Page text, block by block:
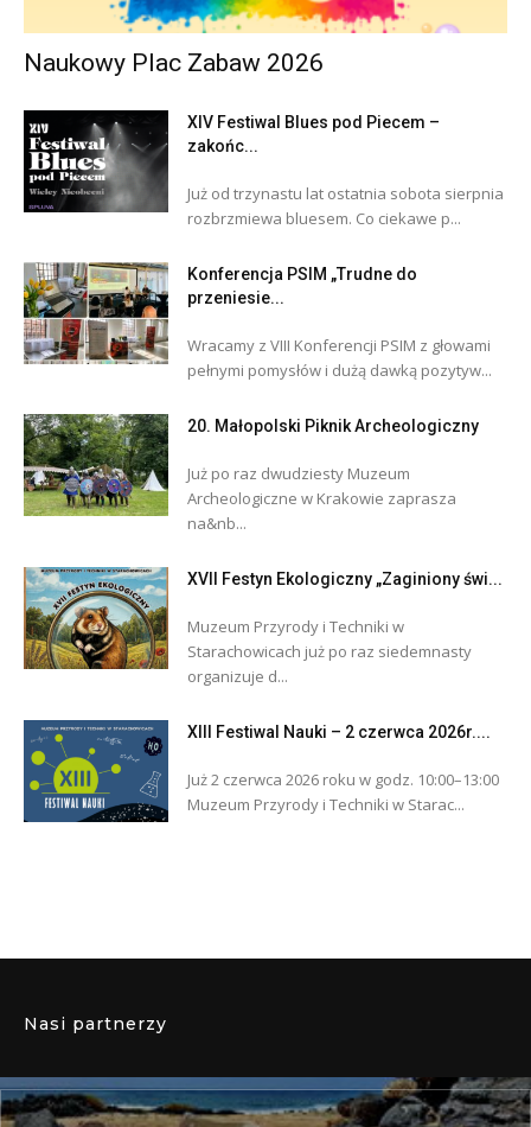
Naukowy Plac Zabaw 2026
XIV Festiwal Blues pod Piecem –
zakońc...
Już od trzynastu lat ostatnia sobota sierpnia
rozbrzmiewa bluesem. Co ciekawe p...
Konferencja PSIM „Trudne do
przeniesie...
Wracamy z VIII Konferencji PSIM z głowami
pełnymi pomysłów i dużą dawką pozytyw...
20. Małopolski Piknik Archeologiczny
Już po raz dwudziesty Muzeum
Archeologiczne w Krakowie zaprasza
na&nb...
XVII Festyn Ekologiczny „Zaginiony świ...
Muzeum Przyrody i Techniki w
Starachowicach już po raz siedemnasty
organizuje d...
XIII Festiwal Nauki – 2 czerwca 2026r....
Już 2 czerwca 2026 roku w godz. 10:00–13:00
Muzeum Przyrody i Techniki w Starac...
Nasi partnerzy